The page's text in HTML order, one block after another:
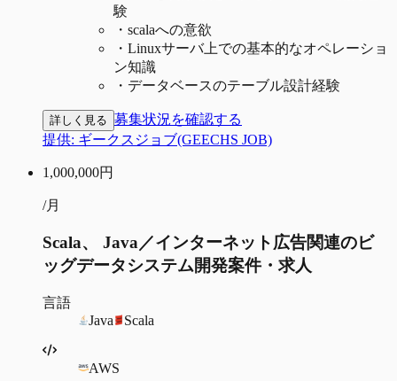
験
・ scalaへの意欲
・ Linuxサーバ上での基本的なオペレーショ
ン知識
・ データベースのテーブル設計経験
詳しく見る 募集状況を確認する
提供: ギークスジョブ(GEECHS JOB)
1,000,000円
/月
Scala、 Java／インターネット広告関連のビ
ッグデータシステム開発案件・求人
言語
Java
Scala
AWS